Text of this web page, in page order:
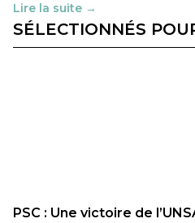
Lire la suite →
SÉLECTIONNÉS
PSC : Une victoire de